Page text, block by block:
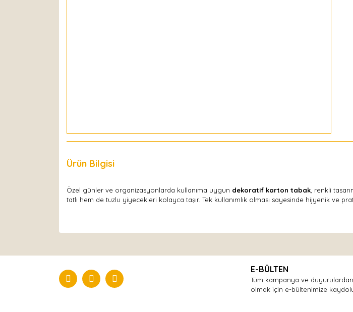
Ürün Bilgisi
Özel günler ve organizasyonlarda kullanıma uygun dekoratif karton tabak , renkli
tatlı hem de tuzlu yiyecekleri kolayca taşır. Tek kullanımlık olması sayesinde hijyenik ve
Yorum Yaz
E-BÜLTEN
Tüm kampanya ve
olmak için e-bültenimize